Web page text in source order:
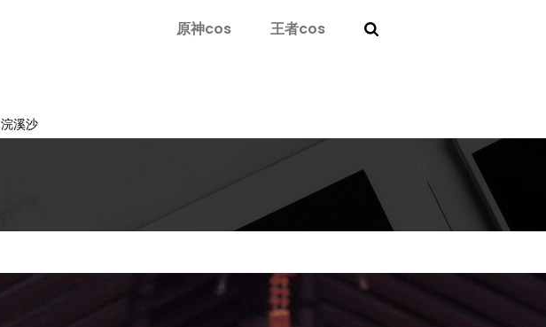
原神cos 王者cos
浣溪沙